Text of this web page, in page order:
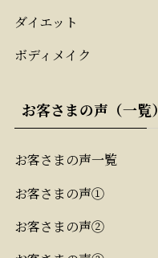
ダイエット
ボディメイク
お客さまの声（一覧）
お客さまの声一覧
お客さまの声①
お客さまの声②